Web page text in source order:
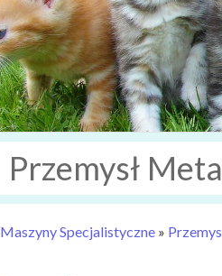
Przemysł
Maszyny Specjalistyczne »